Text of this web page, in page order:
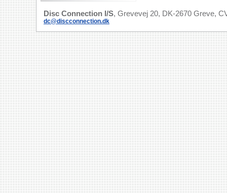
Disc Connection I/S, Grevevej 20, DK-2670 Greve,
dc@discconnection.dk